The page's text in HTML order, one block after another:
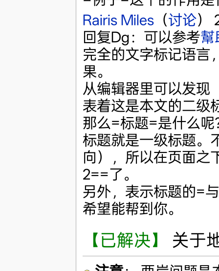
Rairis Miles（讨论）
回复Dg：可以参考幫
完全的文字标记语言
果。
从编辑器里可以发现
表着这是本文的二级
那么=标题=是什么
标题就是一级标题。
向），所以在页面之
2==了。
另外，表示标题的=
希望能帮到你。
【已解决】 关于